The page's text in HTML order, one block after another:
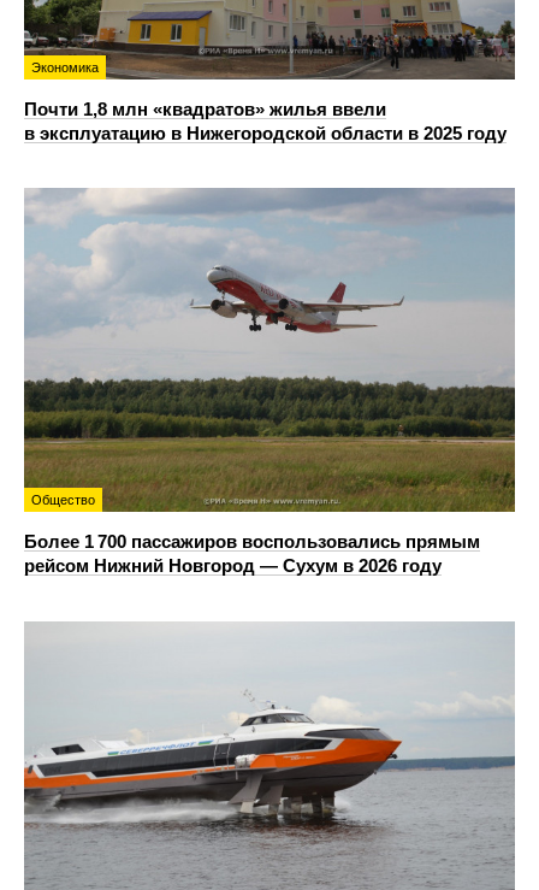
Экономика
Почти 1,8 млн «квадратов» жилья ввели
в эксплуатацию в Нижегородской области в 2025 году
Общество
Более 1 700 пассажиров воспользовались прямым
рейсом Нижний Новгород — Сухум в 2026 году